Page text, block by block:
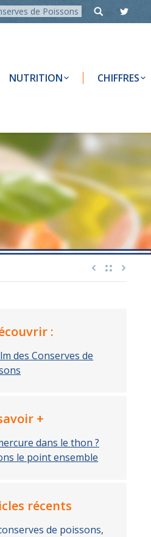
de Poissons
NUTRITION CHIFFRES
:
des Conserves de
+
dans le thon ?
le point ensemble
récents
de poissons,